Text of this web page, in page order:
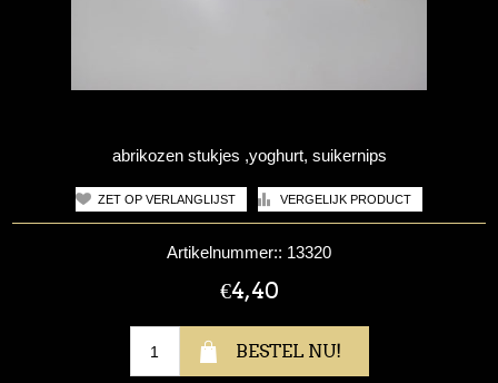
abrikozen stukjes ,yoghurt, suikernips
Artikelnummer:: 13320
€4,40